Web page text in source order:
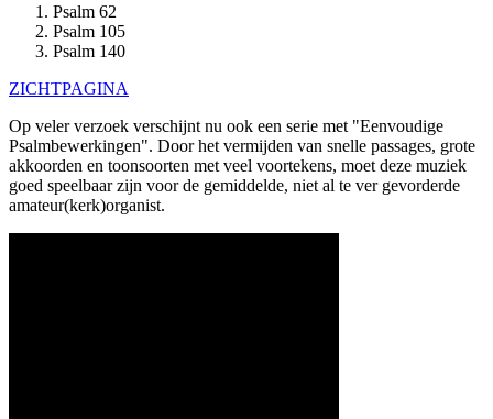
Psalm 62
Psalm 105
Psalm 140
ZICHTPAGINA
Op veler verzoek verschijnt nu ook een serie met "Eenvoudige
Psalmbewerkingen". Door het vermijden van snelle passages, grote
akkoorden en toonsoorten met veel voortekens, moet deze muziek
goed speelbaar zijn voor de gemiddelde, niet al te ver gevorderde
amateur(kerk)organist.